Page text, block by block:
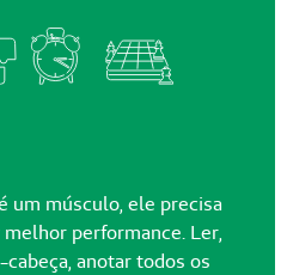
um músculo, ele precisa
performance. Ler,
anotar todos os